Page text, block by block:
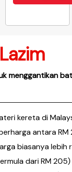
Lazim
menggantikan
kereta di
antara RM
biasanya lebih
dari RM